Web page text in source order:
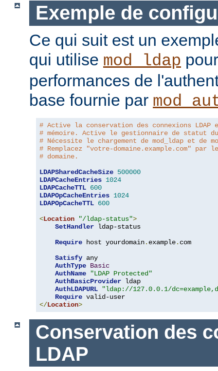
Exemple de
Ce qui suit est un
qui utilise mod_ldap
performances de
base fournie par
# Active la conservation des connexions LDAP
# mémoire. Active le gestionnaire de statut du
# Nécessite le chargement de mod_ldap et de
# Remplacez "votre-domaine.example.com" par
# domaine.
LDAPSharedCacheSize 500000
LDAPCacheEntries 1024
LDAPCacheTTL 600
LDAPOpCacheEntries 1024
LDAPOpCacheTTL 600
<Location "/ldap-status">
SetHandler ldap-status
Require host yourdomain. example. com
Satisfy any
AuthType Basic
AuthName
"LDAP Protected"
AuthBasicProvider ldap
AuthLDAPURL
"ldap://127.0.0.1/
Require
</Location>
Conservation des
LDAP